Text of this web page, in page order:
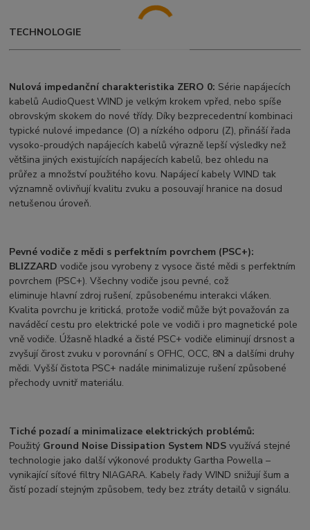
TECHNOLOGIE
Nulová impedanční charakteristika ZERO 0: Série napájecích
kabelů AudioQuest WIND je velkým krokem vpřed, nebo spíše
obrovským skokem do nové třídy. Díky bezprecedentní kombinaci
typické nulové impedance (O) a nízkého odporu (Z), přináší řada
vysoko-proudých napájecích kabelů výrazně lepší výsledky než
většina jiných existujících napájecích kabelů, bez ohledu na
průřez a množství použitého kovu. Napájecí kabely WIND tak
významně ovlivňují kvalitu zvuku a posouvají hranice na dosud
netušenou úroveň.
Pevné vodiče z mědi s perfektním povrchem (PSC+):
BLIZZARD vodiče jsou vyrobeny z vysoce čisté mědi s perfektním
povrchem (PSC+). Všechny vodiče jsou pevné, což
eliminuje hlavní zdroj rušení, způsobenému interakci vláken.
Kvalita povrchu je kritická, protože vodič může být považován za
naváděcí cestu pro elektrické pole ve vodiči i pro magnetické pole
vně vodiče. Úžasně hladké a čisté PSC+ vodiče eliminují drsnost a
zvyšují čirost zvuku v porovnání s OFHC, OCC, 8N a dalšími druhy
mědi. Vyšší čistota PSC+ nadále minimalizuje rušení způsobené
přechody uvnitř materiálu.
Tiché pozadí a minimalizace elektrických problémů:
Použitý Ground Noise Dissipation System NDS využívá stejné
technologie jako další výkonové produkty Gartha Powella –
vynikající síťové filtry NIAGARA. Kabely řady WIND snižují šum a
čistí pozadí stejným způsobem, tedy bez ztráty detailů v signálu.